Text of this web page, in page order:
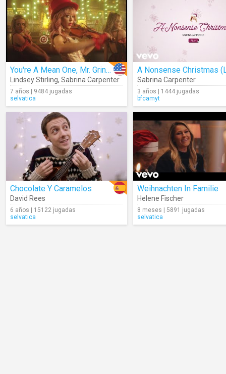
You're A Mean One, Mr. Grinch (Cover)
Lindsey Stirling, Sabrina Carpenter
7 años | 9484 jugadas
selvatica
Sabrina Carpenter
3 años | 1444 jugadas
bfcamyt
Chocolate Y Caramelos
David Rees
6 años | 15122 jugadas
selvatica
Weihnachten In Familie
Helene Fischer
8 meses | 5891 jugadas
selvatica